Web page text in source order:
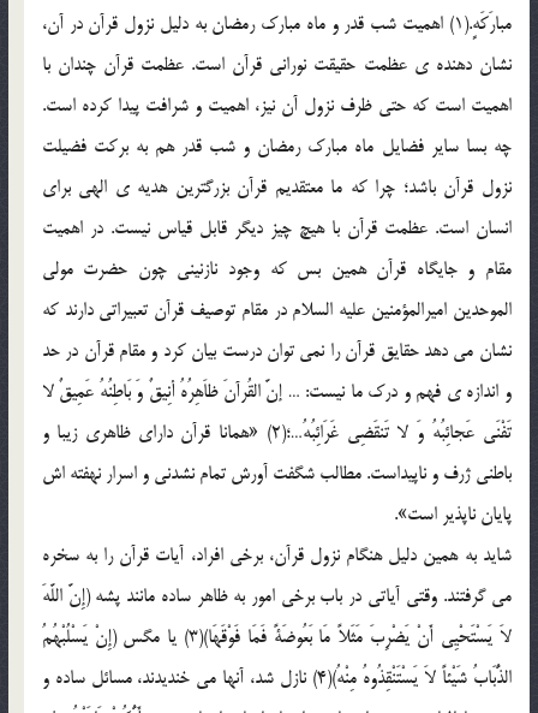
مبارَکَهٍ.(1) اهمیت شب قدر و ماه مبارک رمضان به دلیل نزول قرآن در آن،
نشان دهنده ی عظمت حقیقت نورانی قرآن است. عظمت قرآن چندان با
اهمیت است که حتی ظرف نزول آن نیز، اهمیت و شرافت پیدا کرده است.
چه بسا سایر فضایل ماه مبارک رمضان و شب قدر هم به برکت فضیلت
نزول قرآن باشد؛ چرا که ما معتقدیم قرآن بزرگترین هدیه ی الهی برای
انسان است. عظمت قرآن با هیچ چیز دیگر قابل قیاس نیست. در اهمیت
مقام و جایگاه قرآن همین بس که وجود نازنینی چون حضرت مولی
الموحدین امیرالمؤمنین علیه السلام در مقام توصیف قرآن تعبیراتی دارند که
نشان می دهد حقایق قرآن را نمی توان درست بیان کرد و مقام قرآن در حد
و اندازه ی فهم و درک ما نیست: … إنَّ القُرآنَ ظاَهِرُهُ أنِیقٌ وَ بَاطِنُهُ عَمِیقٌ لا
تَفْنَی عَجائِبُهُ وَ لا تَنقَضِی غَرَائِبُهُ…؛(2) «همانا قرآن دارای ظاهری زیبا و
باطنی ژرف و ناپیداست. مطالب شگفت آورش تمام نشدنی و اسرار نهفته اش
پایان ناپذیر است».
شاید به همین دلیل هنگام نزول قرآن، برخی افراد، آیات قرآن را به سخره
می گرفتند. وقتی آیاتی در باب برخی امور به ظاهر ساده مانند پشه (إِنَّ اللَّهَ
لاَ یَسْتَحْیِی أَنْ یَضْرِبَ مَثَلاً مَا بَعُوضَةً فَمَا فَوْقَهَا)(3) یا مگس (إِنْ یَسْلُبْهُمُ
الذُّبَابُ شَیْئاً لاَ یَسْتَنْقِذُوهُ مِنْهُ)(4) نازل شد، آنها می خندیدند، مسائل ساده و